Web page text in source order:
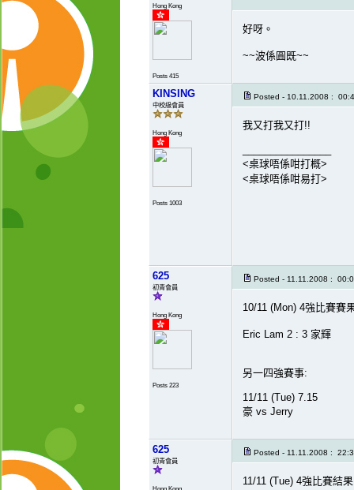
Hong Kong
Posts 415
好呀。
~~波係圓既~~
KINSING
中校級會員
Hong Kong
Posts 1003
Posted - 10.11.2008 :
我又打我又打!!
<桌球唔係咁打概>
<桌球唔係咁易打>
625
初青會員
Hong Kong
Posts 223
Posted - 11.11.2008 :
10/11 (Mon) 4強比賽賽
Eric Lam 2 : 3 家輝
另一四強賽事:
11/11 (Tue) 7.15
豪 vs Jerry
625
初青會員
Hong Kong
Posted - 11.11.2008 :
11/11 (Tue) 4強比賽結